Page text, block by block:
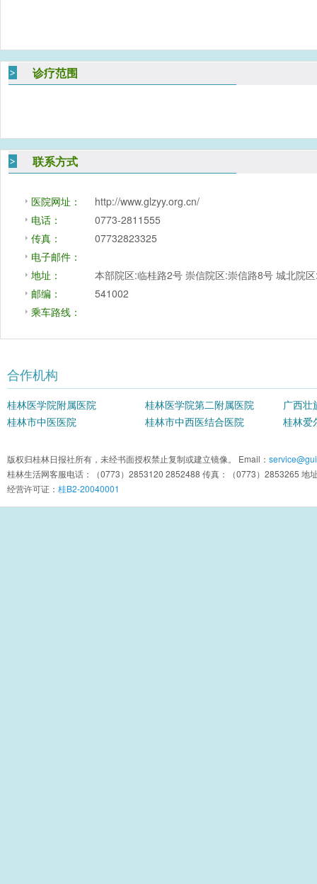
诊疗范围
联系方式
医院网址：
http://www.glzyy.org.cn/
电话：
0773-2811555
传真：
07732823325
电子邮件：
地址：
本部院区:临桂路2号 崇信院区:崇信路8号 城北院
邮编：
541002
乘车路线：
合作机构
桂林医学院附属医院 桂林医学院第二附属医院
广西壮
院
桂林市中医医院 桂林市中西医结合医院 桂林爱
版权归桂林日报社所有，未经书面授权禁止复制或建立镜像。 Email：
桂林生活网客服电话：（0773）2853120 2852488 传真：（0773）2853265 地
经营许可证： 桂B2-20040001